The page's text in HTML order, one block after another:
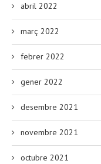
abril 2022
març 2022
febrer 2022
gener 2022
desembre 2021
novembre 2021
octubre 2021